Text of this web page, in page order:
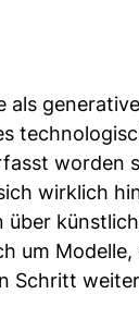
als generative
worden
wirklich
über
um
Schritt